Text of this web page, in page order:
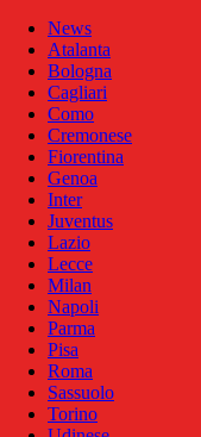
News
Atalanta
Bologna
Cagliari
Como
Cremonese
Fiorentina
Genoa
Inter
Juventus
Lazio
Lecce
Milan
Napoli
Parma
Pisa
Roma
Sassuolo
Torino